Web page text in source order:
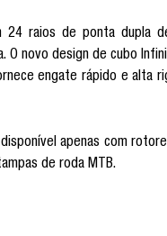
raios de ponta dupla
O novo design de cubo
engate rápido e alta
apenas com
de roda MTB.